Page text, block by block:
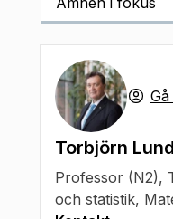
Torbjörn
Professor (N2),
och statistik,